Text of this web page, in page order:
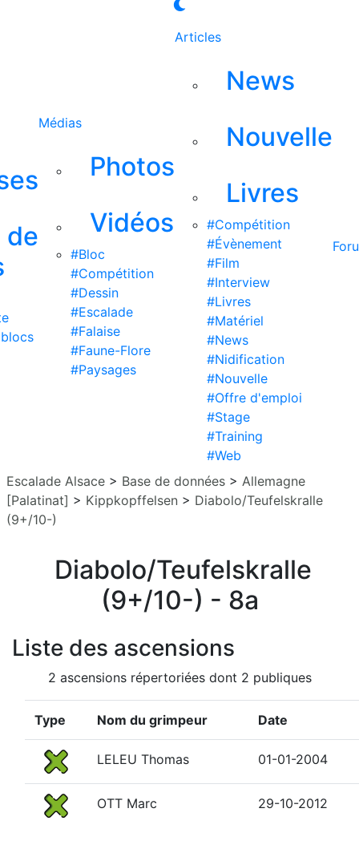
de
Médias
Photos
Vidéos
#Bloc
#Compétition
#Dessin
#Escalade
#Falaise
#Faune-Flore
#Paysages
Articles
News
Nouvelle
Livres
#Compétition
#Évènement
#Film
#Interview
#Livres
#Matériel
#News
#Nidification
#Nouvelle
#Offre d'emploi
#Stage
#Training
#Web
Escalade Alsace > Base de données > Allemagne
[Palatinat] > Kippkopffelsen > Diabolo/Teufelskralle
(9+/10-)
Diabolo/Teufelskralle
(9+/10-) - 8a
Liste des ascensions
2 ascensions répertoriées dont 2 publiques
Type Nom du grimpeur Date
LELEU Thomas 01-01-2004
OTT Marc 29-10-2012